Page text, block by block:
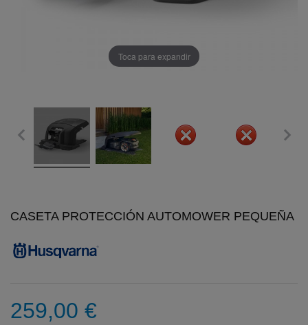
Toca para expandir
CASETA PROTECCIÓN AUTOMOWER PEQUEÑA
259,00 €